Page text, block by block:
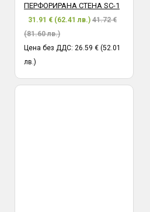
ПЕРФОРИРАНА СТЕНА SC-1
31.91 € (62.41 лв.) 41.72 €
(81.60 лв.)
Цена без ДДС: 26.59 € (52.01
лв.)